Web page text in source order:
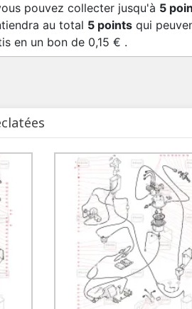
pouvez collecter jusqu'à 5
au total 5pointsqui
en un bon de 0,15 € .